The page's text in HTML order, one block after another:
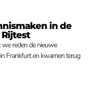
in de
we reden de nieuwe
Frankfurt en kwamen terug